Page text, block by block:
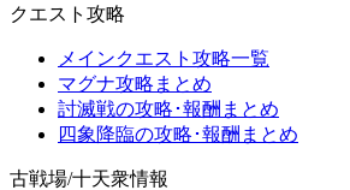
クエスト攻略
メインクエスト攻略一覧
マグナ攻略まとめ
討滅戦の攻略･報酬まとめ
四象降臨の攻略･報酬まとめ
古戦場/十天衆情報